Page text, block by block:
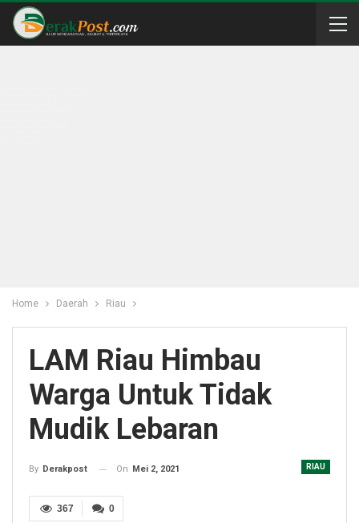
Home Daerah Riau
LAM Riau Himbau
Warga Untuk Tidak
Mudik Lebaran
RIAU
By Derakpost On Mei 2, 2021
0
367